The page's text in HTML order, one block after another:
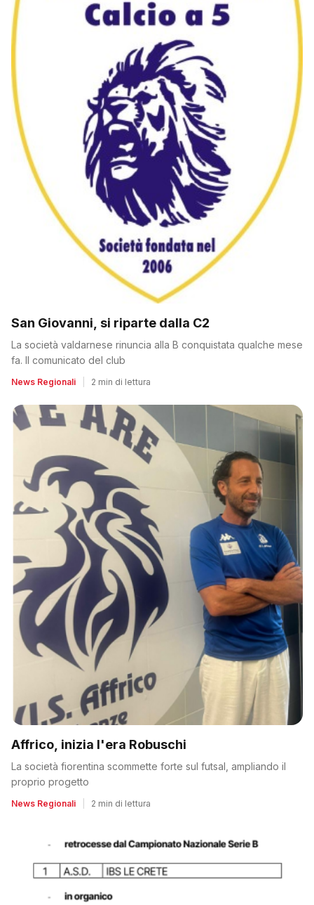
San Giovanni, si riparte dalla C2
La società valdarnese rinuncia alla B conquistata qualche mese
fa. Il comunicato del club
News Regionali 2 min di lettura
Affrico, inizia l'era Robuschi
La società fiorentina scommette forte sul futsal, ampliando il
proprio progetto
News Regionali 2 min di lettura